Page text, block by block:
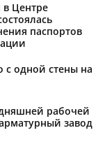
в Центре
паспортов
с одной стены на
рабочей
завод